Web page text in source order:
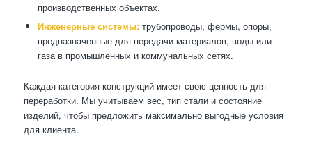
производственных объектах.
Инженерные системы:трубопроводы, фермы, опоры,
предназначенные для передачи материалов, воды или
газа в промышленных и коммунальных сетях.
Каждая категория конструкций имеет свою ценность для
переработки. Мы учитываем вес, тип стали и состояние
изделий, чтобы предложить максимально выгодные условия
для клиента.